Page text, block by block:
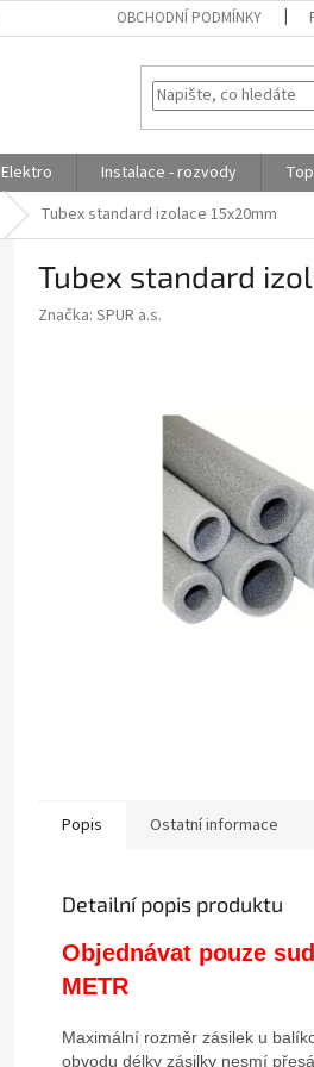
OBCHODNÍ PODMÍNKY
Elektro Instalace - rozvody
Tubex standard izolace 15x20mm
Tubex standard
Značka: SPUR a.s.
Popis Ostatní informace
Detailní popis produktu
Objednávat pouze
METR
Maximální rozměr zásilek u
obvodu délky zásilky nesmí